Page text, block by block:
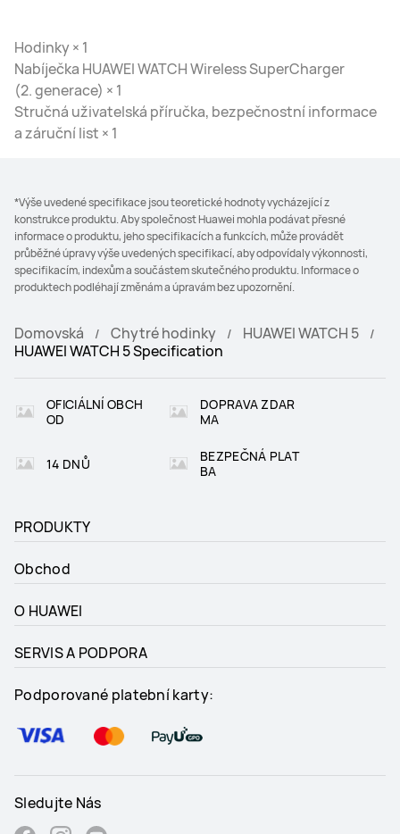
Hodinky × 1
Nabíječka HUAWEI WATCH Wireless SuperCharger
(2. generace) × 1
Stručná uživatelská příručka, bezpečnostní informace
a záruční list × 1
*Výše uvedené specifikace jsou teoretické hodnoty vycházející z
konstrukce produktu. Aby společnost Huawei mohla podávat přesné
informace o produktu, jeho specifikacích a funkcích, může provádět
průběžné úpravy výše uvedených specifikací, aby odpovídaly výkonnosti,
specifikacím, indexům a součástem skutečného produktu. Informace o
produktech podléhají změnám a úpravám bez upozornění.
Domovská Chytré hodinky
HUAWEI WATCH 5
HUAWEI WATCH 5 Specification
OFICIÁLNÍ OBCH
OD
DOPRAVA ZDAR
MA
14 DNŮ
BEZPEČNÁ PLAT
BA
PRODUKTY
Obchod
O HUAWEI
SERVIS A PODPORA
Podporované platební karty:
Sledujte Nás